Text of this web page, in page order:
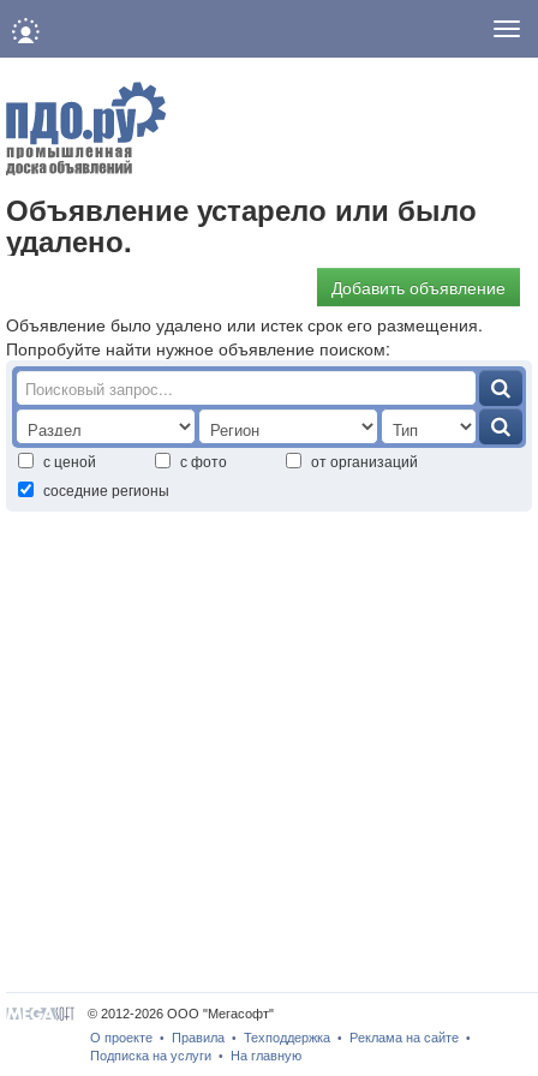
Объявление устарело или было
удалено.
Добавить объявление
Объявление было удалено или истек срок его размещения.
Попробуйте найти нужное объявление поиском:
с ценой с фото
от организаций
соседние регионы
© 2012-2026 ООО "Мегасофт"
О проекте • Правила • Техподдержка • Реклама на сайте •
Подписка на услуги • На главную